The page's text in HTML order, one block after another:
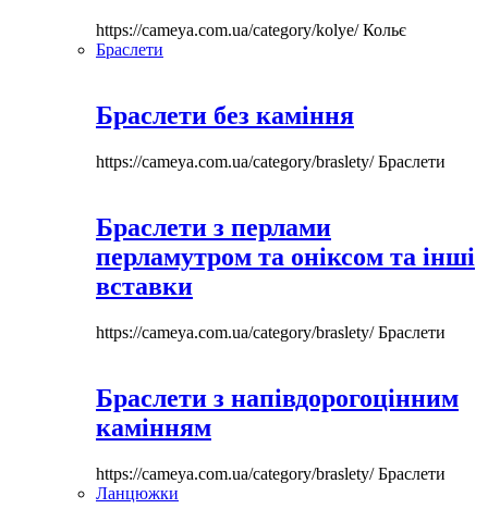
https://cameya.com.ua/category/kolye/Кольє
Браслети
Браслети без каміння
https://cameya.com.ua/category/braslety/Браслети
Браслети з перлами
перламутром та оніксом та інші
вставки
https://cameya.com.ua/category/braslety/Браслети
Браслети з напівдорогоцінним
камінням
https://cameya.com.ua/category/braslety/Браслети
Ланцюжки